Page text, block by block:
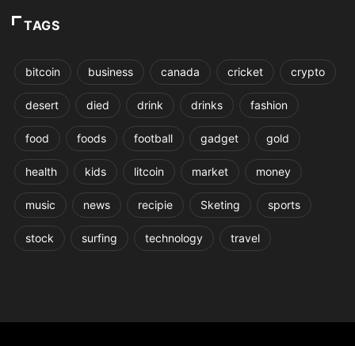
TAGS
bitcoin business canada cricket crypto
desert died drink drinks fashion
food foods football gadget gold
health kids litcoin market money
music news recipie Sketing sports
stock surfing technology travel